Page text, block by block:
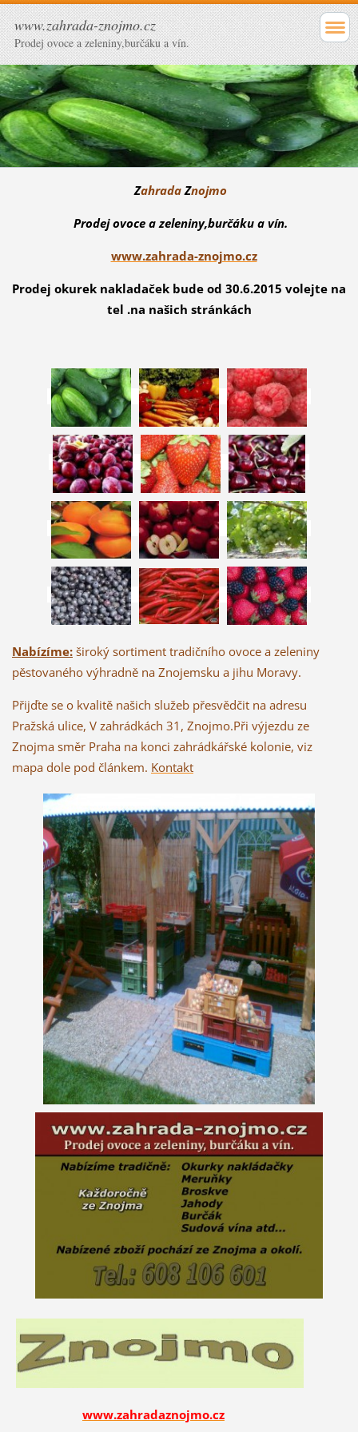
www.zahrada-znojmo.cz
Prodej ovoce a zeleniny,burčáku a vín.
Zahrada Znojmo
Prodej ovoce a zeleniny,burčáku a vín.
www.zahrada-znojmo.cz
Prodej okurek nakladaček bude od 30.6.2015 volejte na
tel .na našich stránkách
Nabízíme:široký sortiment tradičního ovoce a zeleniny
pěstovaného výhradně na Znojemsku a jihu Moravy.
Přijďte se o kvalitě našich služeb přesvědčit na adresu
Pražská ulice, V zahrádkách 31, Znojmo.Při výjezdu ze
Znojma směr Praha na konci zahrádkářské kolonie, viz
mapa dole pod článkem. Kontakt
www.zahradaznojmo.cz